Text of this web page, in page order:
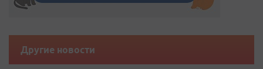
Другие новости